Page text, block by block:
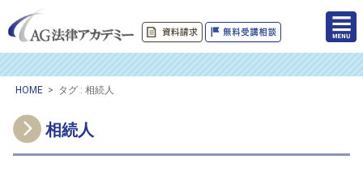
HOME > タグ : 相続人
相続人